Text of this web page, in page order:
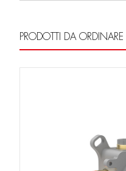
PRODOTTI DA ORDINARE